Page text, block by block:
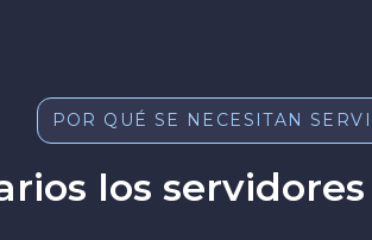
POR QUÉ SE NECESITAN
los